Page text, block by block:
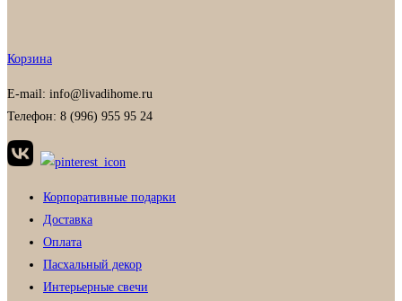
Корзина
E-mail: info@livadihome.ru
Телефон: 8 (996) 955 95 24
Корпоративные подарки
Доставка
Оплата
Пасхальный декор
Интерьерные свечи